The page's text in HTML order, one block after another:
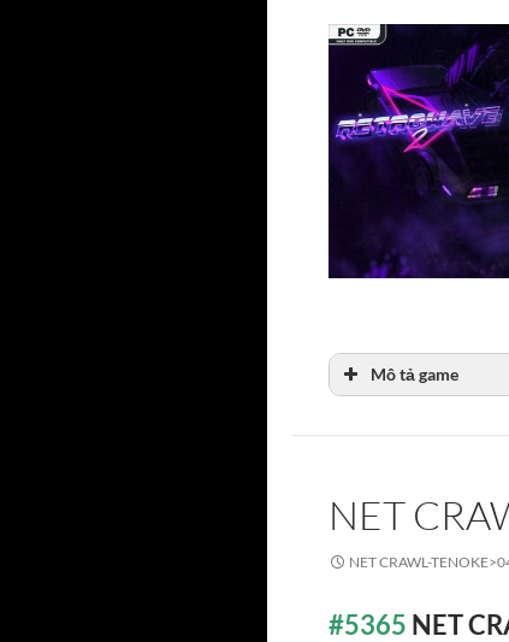
Mô tả game
NET
NET CRAWL-TENOKE>
#5365 NET